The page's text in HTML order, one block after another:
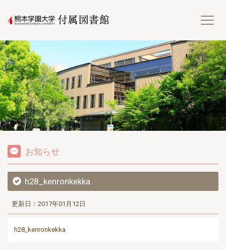
熊
お知らせ
h28_kenronkekka
更新日：2017年01月12日
h28_kenronkekka